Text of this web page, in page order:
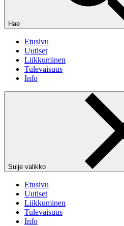
Hae
Etusivu
Uutiset
Liikkuminen
Tulevaisuus
Info
Sulje valikko
Etusivu
Uutiset
Liikkuminen
Tulevaisuus
Info